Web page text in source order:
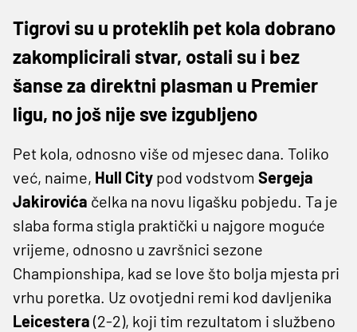
Tigrovi su u proteklih pet kola dobrano
zakomplicirali stvar, ostali su i bez
šanse za direktni plasman u Premier
ligu, no još nije sve izgubljeno
Pet kola, odnosno više od mjesec dana. Toliko
već, naime, Hull City pod vodstvom Sergeja
Jakirovića čelka na novu ligašku pobjedu. Ta je
slaba forma stigla praktički u najgore moguće
vrijeme, odnosno u završnici sezone
Championshipa, kad se love što bolja mjesta pri
vrhu poretka. Uz ovotjedni remi kod davljenika
Leicestera (2-2), koji tim rezultatom i službeno